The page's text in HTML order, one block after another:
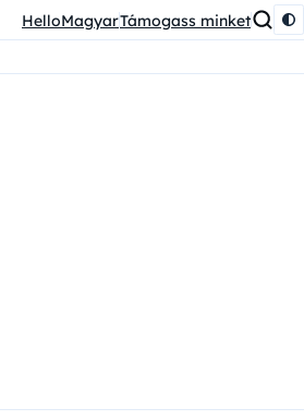
HelloMagyarTámogass minket